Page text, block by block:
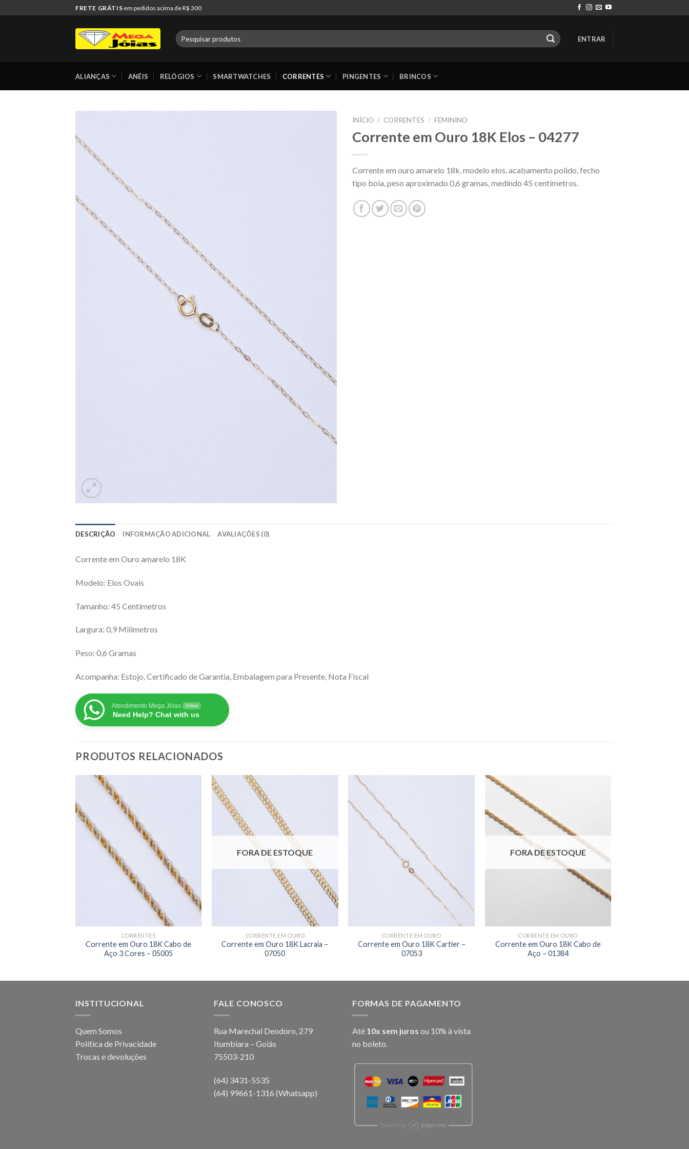
to
FRETE GRÁTIS em pedidos acima de R$ 300
Pesquisar
por:
ENTRAR
ALIANÇAS ANÉIS RELÓGIOS SMARTWATCHES CORRENTES PINGENTES BRINCOS
INÍCIO / CORRENTES / FEMININO
Corrente em Ouro 18K Elos – 04277
Corrente em ouro amarelo 18k, modelo elos, acabamento polido, fecho
tipo boia, peso aproximado 0,6 gramas, medindo 45 centímetros.
DESCRIÇÃO INFORMAÇÃO ADICIONAL AVALIAÇÕES (0)
Corrente em Ouro amarelo 18K
Modelo: Elos Ovais
Tamanho: 45 Centímetros
Largura: 0,9 Milímetros
Peso: 0,6 Gramas
Acompanha: Estojo, Certificado de Garantia, Embalagem para Presente, Nota Fiscal
Atendimento Mega Jóias Online
Need Help? Chat with us
PRODUTOS RELACIONADOS
CORRENTES
Corrente em Ouro 18K Cabo de
Aço 3 Cores – 05005
FORA DE ESTOQUE
CORRENTE EM OURO
Corrente em Ouro 18K Lacraia –
07050
CORRENTE EM OURO
Corrente em Ouro 18K Cartier –
07053
FORA DE ESTOQUE
CORRENTE EM OURO
Corrente em Ouro 18K Cabo de
Aço – 01384
INSTITUCIONAL
Quem Somos
Política de Privacidade
Trocas e devoluções
FALE CONOSCO
Rua Marechal Deodoro, 279
Itumbiara – Goiás
75503-210
(64) 3431-5535
(64) 99661-1316 (Whatsapp)
FORMAS DE PAGAMENTO
Até 10x sem juros ou 10% à vista
no boleto.